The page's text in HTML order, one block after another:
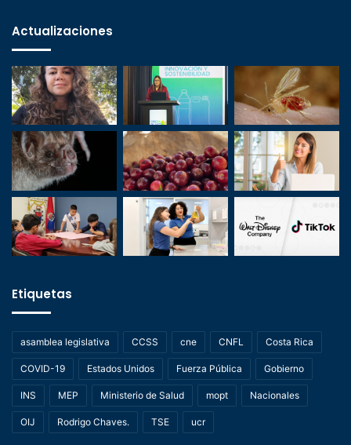
Actualizaciones
Etiquetas
asamblea legislativa CCSS cne CNFL Costa Rica
COVID-19 Estados Unidos Fuerza Pública Gobierno
INS MEP Ministerio de Salud mopt Nacionales
OIJ Rodrigo Chaves. TSE ucr